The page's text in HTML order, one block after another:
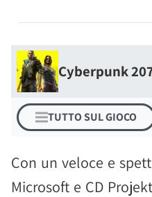
Cyberpunk
TUTTO SUL GIOCO
Con un veloce e
Microsoft e CD